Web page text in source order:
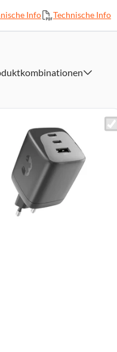
Info Technische Info